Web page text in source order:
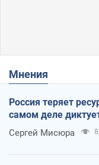
Мнения
Россия теряет
самом деле
Сергей Мисюра